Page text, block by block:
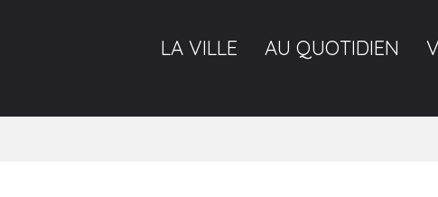
LA VILLE AU QUOTIDIEN